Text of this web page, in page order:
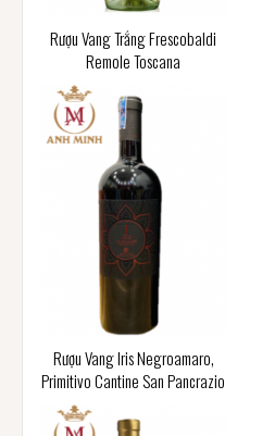
Rượu Vang Trắng Frescobaldi
Remole Toscana
Rượu Vang Iris Negroamaro,
Primitivo Cantine San Pancrazio